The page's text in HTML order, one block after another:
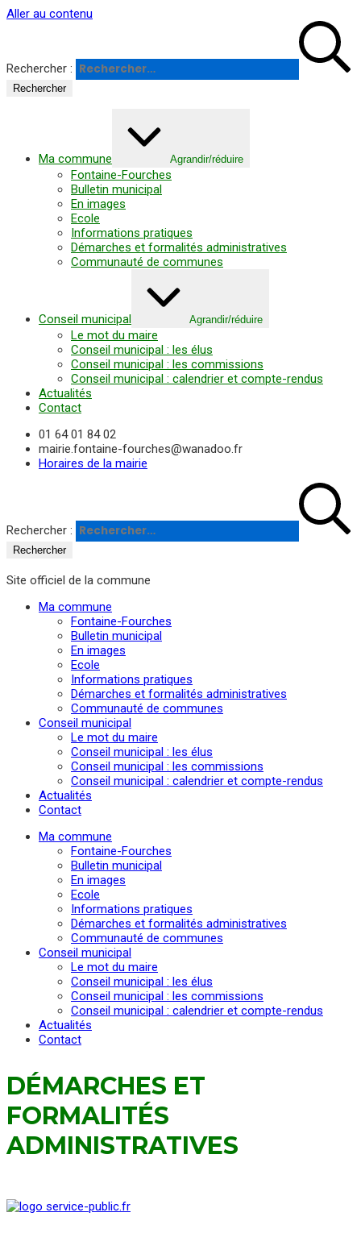
Panneau de gestion des cookies
Aller au contenu
Rechercher :
Ma commune Agrandir/réduire
Fontaine-Fourches
Bulletin municipal
En images
Ecole
Informations pratiques
Démarches et formalités administratives
Communauté de communes
Conseil municipal Agrandir/réduire
Le mot du maire
Conseil municipal : les élus
Conseil municipal : les commissions
Conseil municipal : calendrier et compte-rendus
Actualités
Contact
01 64 01 84 02
mairie.fontaine-fourches@wanadoo.fr
Horaires de la mairie
Rechercher :
Site officiel de la commune
Ma commune
Fontaine-Fourches
Bulletin municipal
En images
Ecole
Informations pratiques
Démarches et formalités administratives
Communauté de communes
Conseil municipal
Le mot du maire
Conseil municipal : les élus
Conseil municipal : les commissions
Conseil municipal : calendrier et compte-rendus
Actualités
Contact
Ma commune
Fontaine-Fourches
Bulletin municipal
En images
Ecole
Informations pratiques
Démarches et formalités administratives
Communauté de communes
Conseil municipal
Le mot du maire
Conseil municipal : les élus
Conseil municipal : les commissions
Conseil municipal : calendrier et compte-rendus
Actualités
Contact
DÉMARCHES ET
FORMALITÉS
ADMINISTRATIVES